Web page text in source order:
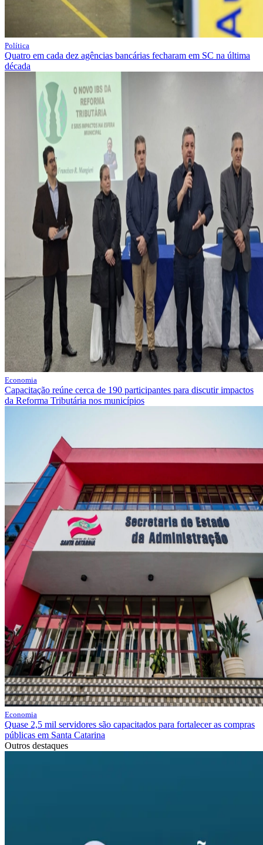
Política
Quatro em cada dez agências bancárias fecharam em SC na última
década
Economia
Capacitação reúne cerca de 190 participantes para discutir impactos
da Reforma Tributária nos municípios
Economia
Quase 2,5 mil servidores são capacitados para fortalecer as compras
públicas em Santa Catarina
Outros destaques